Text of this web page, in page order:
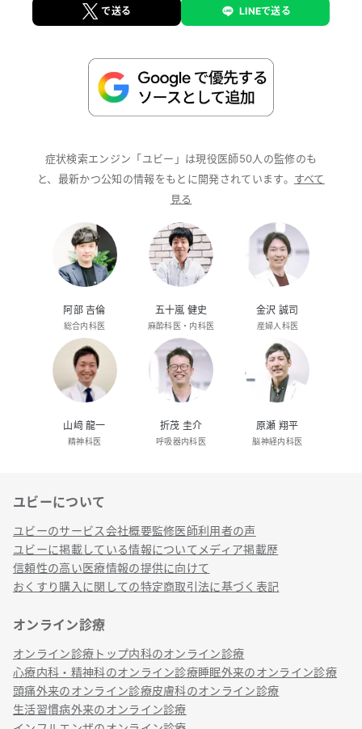
で送る LINEで送る
症状検索エンジン「ユビー」は現役医師50人の監修のも
と、最新かつ公知の情報をもとに開発されています。 すべて
見る
阿部 吉倫
総合内科医
五十嵐 健史
麻酔科医・内科医
金沢 誠司
産婦人科医
山﨑 龍一
精神科医
折茂 圭介
呼吸器内科医
原瀬 翔平
脳神経内科医
リンク
ユビーについて
ユビーのサービス会社概要監修医師利用者の声
ユビーに掲載している情報について メディア掲載歴
信頼性の高い医療情報の提供に向けて
おくすり購入に関しての特定商取引法に基づく表記
オンライン診療
オンライン診療トップ内科のオンライン診療
心療内科・精神科のオンライン診療睡眠外来のオンライン診療
頭痛外来のオンライン診療皮膚科のオンライン診療
生活習慣病外来のオンライン診療